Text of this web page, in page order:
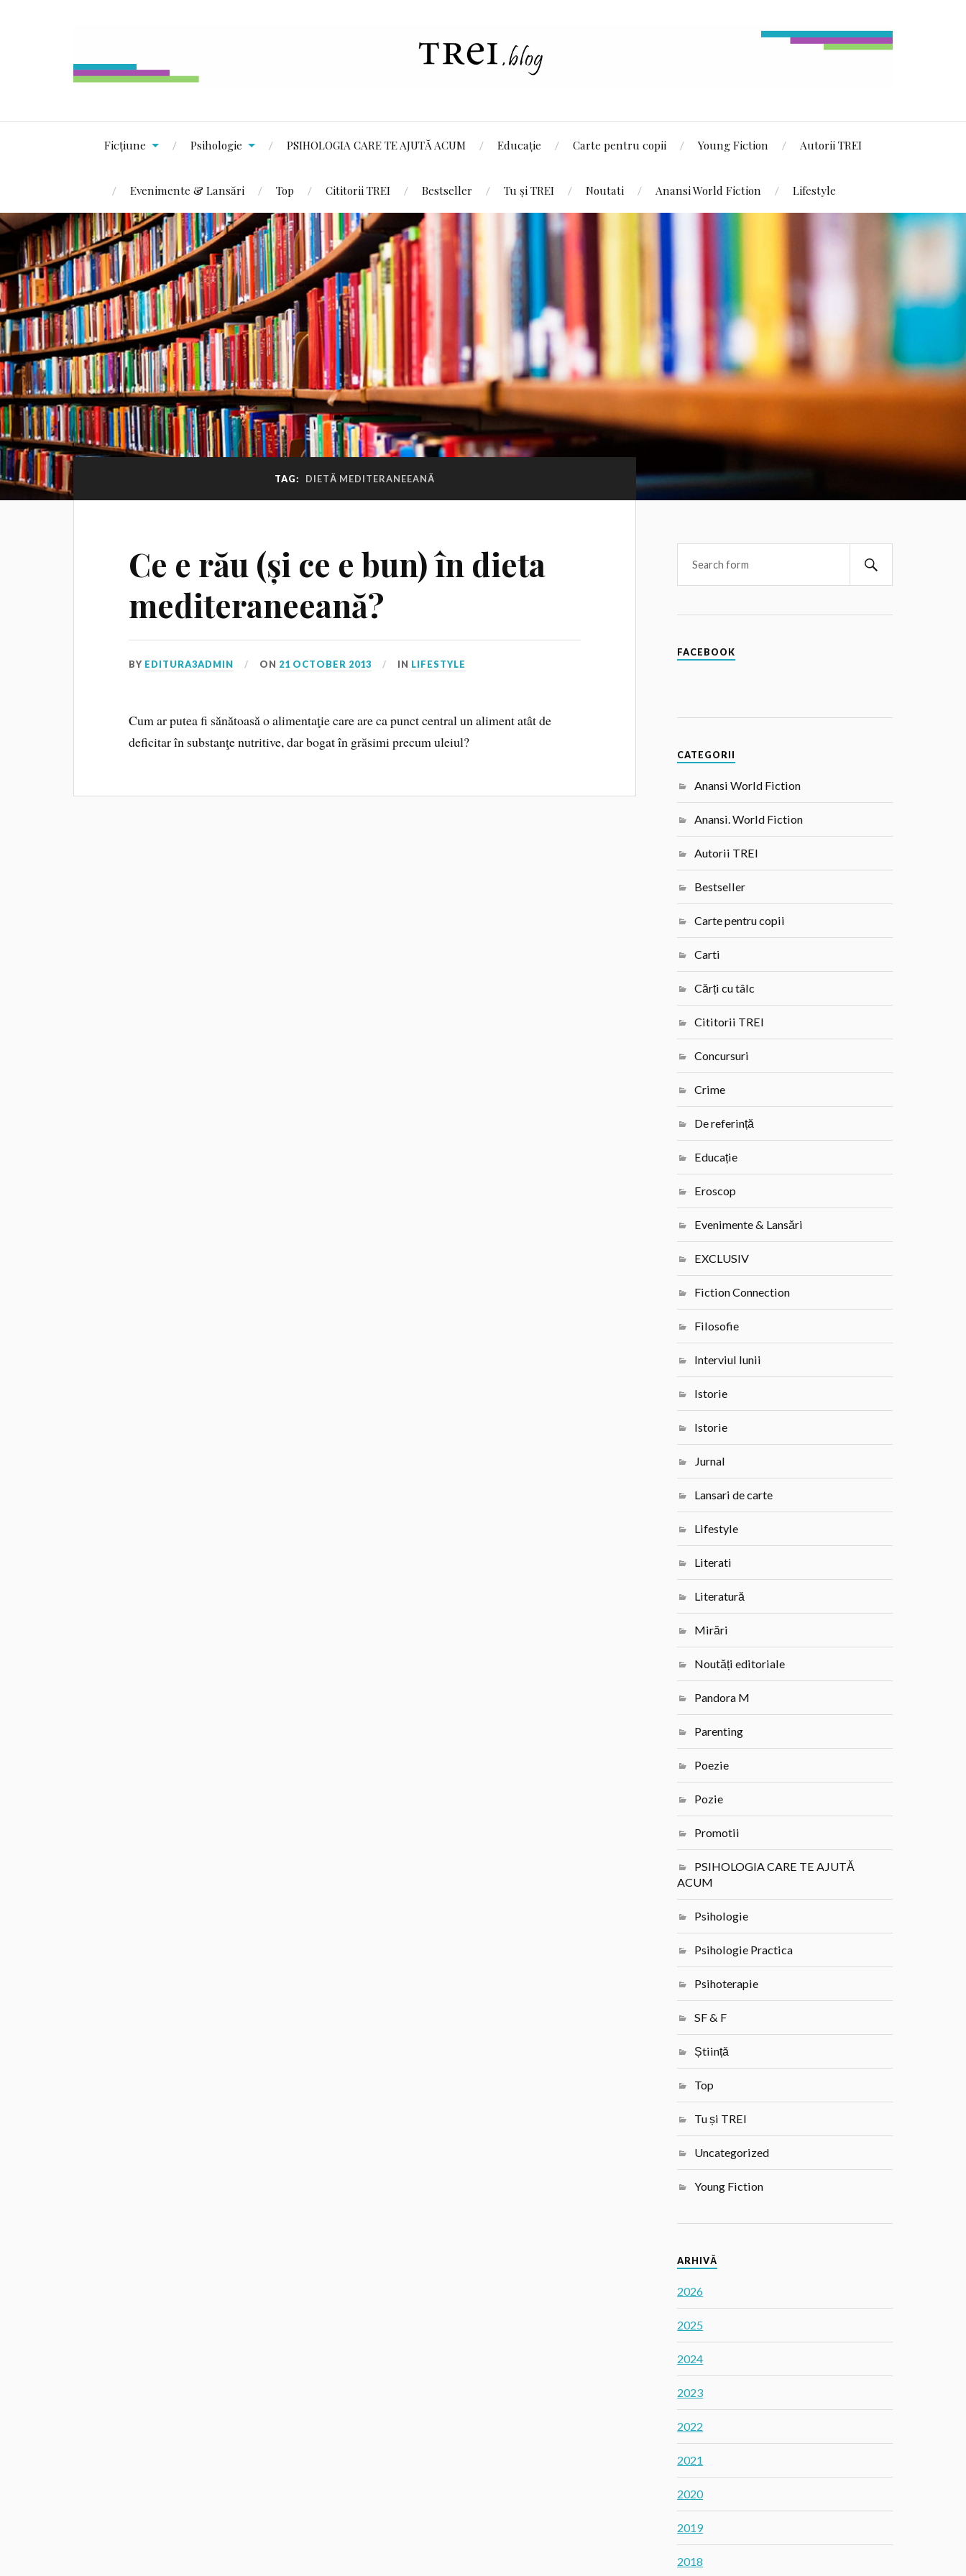
Ficțiune Psihologie PSIHOLOGIA CARE TE AJUTĂ ACUM Educație Carte pentru copii Young Fiction Autorii TREI
Evenimente & Lansări Top Cititorii TREI Bestseller Tu și TREI Noutati Anansi World Fiction Lifestyle
TAG: DIETĂ MEDITERANEEANĂ
Ce e rău (și ce e bun) în dieta
mediteraneeană?
BY EDITURA3ADMIN ON 21 OCTOBER 2013 IN LIFESTYLE
Cum ar putea fi sănătoasă o alimentaţie care are ca punct central un aliment atât de
deficitar în substanţe nutritive, dar bogat în grăsimi precum uleiul?
FACEBOOK
CATEGORII
Anansi World Fiction
Anansi. World Fiction
Autorii TREI
Bestseller
Carte pentru copii
Carti
Cărți cu tâlc
Cititorii TREI
Concursuri
Crime
De referință
Educație
Eroscop
Evenimente & Lansări
EXCLUSIV
Fiction Connection
Filosofie
Interviul lunii
Istorie
Istorie
Jurnal
Lansari de carte
Lifestyle
Literati
Literatură
Mirări
Noutăți editoriale
Pandora M
Parenting
Poezie
Pozie
Promotii
PSIHOLOGIA CARE TE AJUTĂ
ACUM
Psihologie
Psihologie Practica
Psihoterapie
SF & F
Știință
Top
Tu și TREI
Uncategorized
Young Fiction
ARHIVĂ
2026
2025
2024
2023
2022
2021
2020
2019
2018